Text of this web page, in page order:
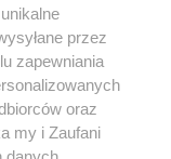
i wydawać
przez
zapewniania
oraz
my i Zaufani